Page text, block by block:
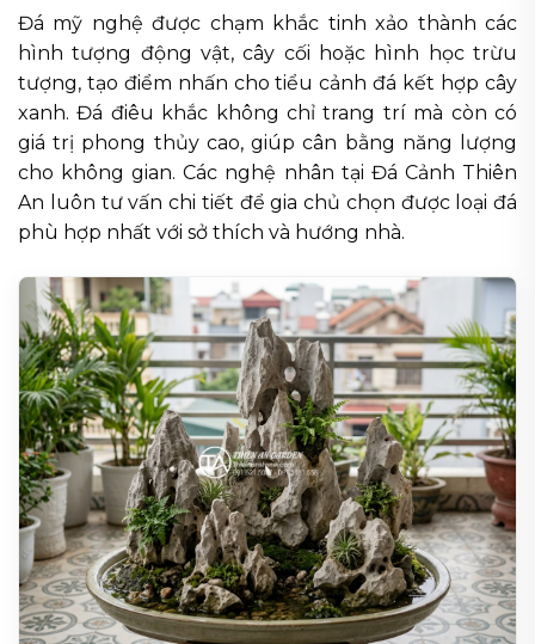
Đá mỹ nghệ được chạm khắc tinh xảo thành các
hình tượng động vật, cây cối hoặc hình học trừu
tượng, tạo điểm nhấn cho tiểu cảnh đá kết hợp cây
xanh. Đá điêu khắc không chỉ trang trí mà còn có
giá trị phong thủy cao, giúp cân bằng năng lượng
cho không gian. Các nghệ nhân tại Đá Cảnh Thiên
An luôn tư vấn chi tiết để gia chủ chọn được loại đá
phù hợp nhất với sở thích và hướng nhà.